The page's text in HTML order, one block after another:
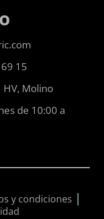
15
Molino
de 10:00 a
y condiciones |